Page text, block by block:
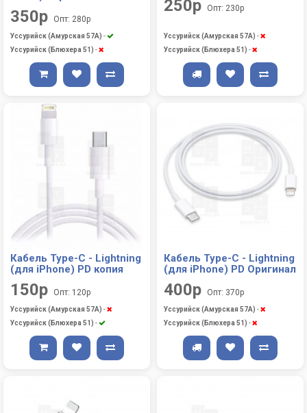
350р Опт: 280р
Уссурийск (Амурская 57А) -
Уссурийск (Блюхера 51) -
250р Опт: 230р
Уссурийск (Амурская 57А) -
Уссурийск (Блюхера 51) -
Кабель Type-C - Lightning
(для iPhone) PD копия
150р Опт: 120р
Уссурийск (Амурская 57А) -
Уссурийск (Блюхера 51) -
Кабель Type-C - Lightning
(для iPhone) PD Оригинал
400р Опт: 370р
Уссурийск (Амурская 57А) -
Уссурийск (Блюхера 51) -